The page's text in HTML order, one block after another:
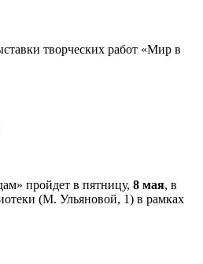
творческих работ «Мир в
пройдет в пятницу, 8 мая, в
(М. Ульяновой, 1) в рамках